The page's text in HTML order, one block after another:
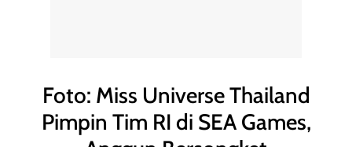
Foto: Miss Universe Thailand
Pimpin Tim RI di SEA Games,